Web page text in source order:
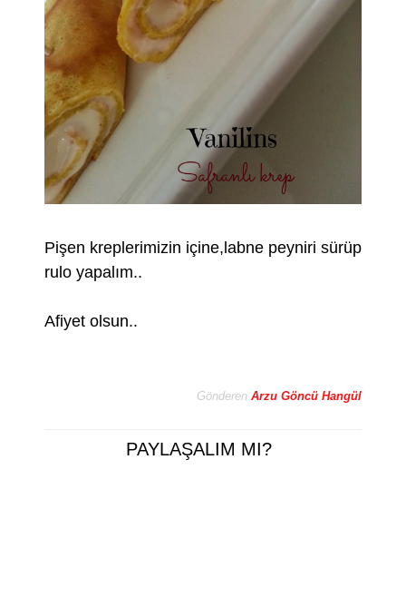
Pişen kreplerimizin içine,labne peyniri sürüp
rulo yapalım..
Afiyet olsun..
Gönderen Arzu Göncü Hangül
PAYLAŞALIM MI?